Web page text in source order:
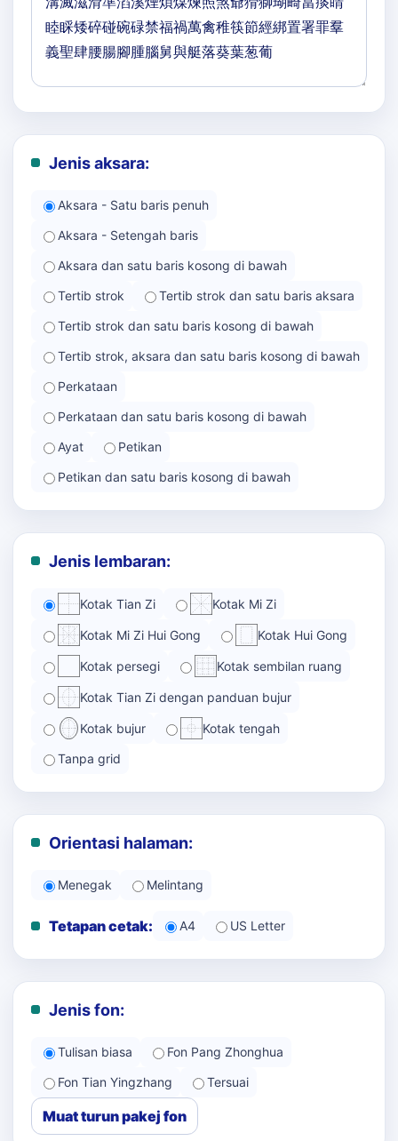
Jenis aksara:
Aksara - Satu baris penuh
Aksara - Setengah baris
Aksara dan satu baris kosong di bawah
Tertib strok
Tertib strok dan satu baris aksara
Tertib strok dan satu baris kosong di bawah
Tertib strok, aksara dan satu baris kosong di bawah
Perkataan
Perkataan dan satu baris kosong di bawah
Ayat
Petikan
Petikan dan satu baris kosong di bawah
Jenis lembaran:
Kotak Tian Zi Kotak Mi Zi
Kotak Mi Zi Hui Gong Kotak Hui Gong
Kotak persegi Kotak sembilan ruang
Kotak Tian Zi dengan panduan bujur
Kotak bujur Kotak tengah
Tanpa grid
Orientasi halaman:
Menegak Melintang
Tetapan cetak: A4 US Letter
Jenis fon:
Tulisan biasa
Fon Pang Zhonghua
Fon Tian Yingzhang
Tersuai
Muat turun pakej fon